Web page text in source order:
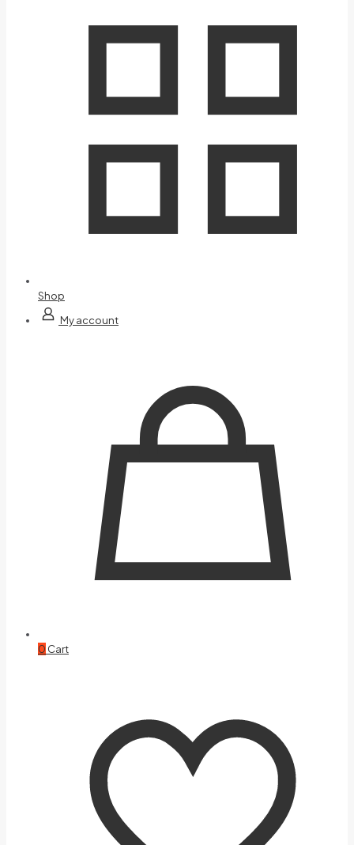
Shop
My account
0 Cart